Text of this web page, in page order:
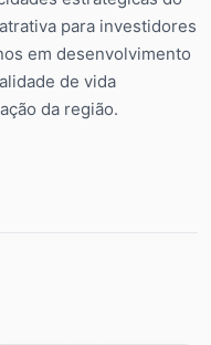
para investidores
em desenvolvimento
de vida
da região.